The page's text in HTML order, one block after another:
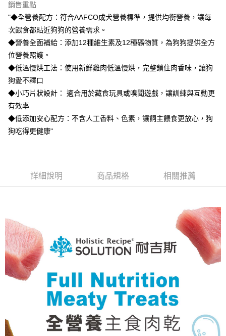
銷售重點
"◆全營養配方：符合AAFCO成犬營養標準，提供均衡營養，讓每
次餵食都貼近狗狗的營養需求。
◆營養全面補給：添加12種維生素及12種礦物質，為狗狗提供全方
位營養照護。
◆低溫慢烘工法：使用新鮮雞肉低溫慢烘，完整鎖住肉香味，讓狗
狗愛不釋口
◆小巧片狀設計： 適合用於藏食玩具或嗅聞遊戲，讓訓練與互動更
有效率
◆低添加安心配方：不含人工香料、色素，讓飼主餵食更放心，狗
狗吃得更健康"
詳細說明 商品規格 相關推薦